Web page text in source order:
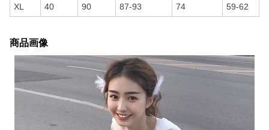
XL 40 90 87-93 74 59-62
商品画像